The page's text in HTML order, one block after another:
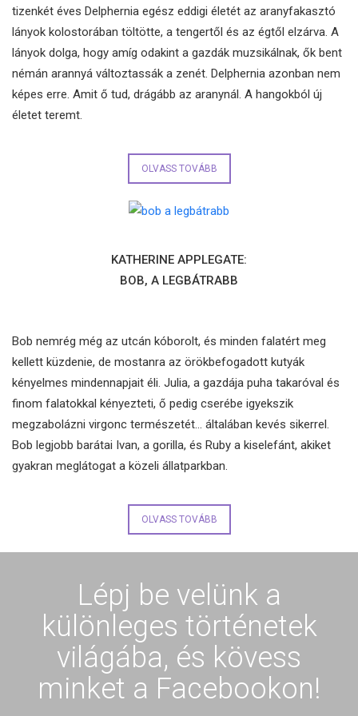
tizenkét éves Delphernia egész eddigi életét az aranyfakasztó
lányok kolostorában töltötte, a tengertől és az égtől elzárva. A
lányok dolga, hogy amíg odakint a gazdák muzsikálnak, ők bent
némán arannyá változtassák a zenét. Delphernia azonban nem
képes erre. Amit ő tud, drágább az aranynál. A hangokból új
életet teremt.
OLVASS TOVÁBB
KATHERINE APPLEGATE:
BOB, A LEGBÁTRABB
Bob nemrég még az utcán kóborolt, és minden falatért meg
kellett küzdenie, de mostanra az örökbefogadott kutyák
kényelmes mindennapjait éli. Julia, a gazdája puha takaróval és
finom falatokkal kényezteti, ő pedig cserébe igyekszik
megzabolázni virgonc természetét… általában kevés sikerrel.
Bob legjobb barátai Ivan, a gorilla, és Ruby a kiselefánt, akiket
gyakran meglátogat a közeli állatparkban.
OLVASS TOVÁBB
Lépj be velünk a
különleges történetek
világába, és kövess
minket a Facebookon!